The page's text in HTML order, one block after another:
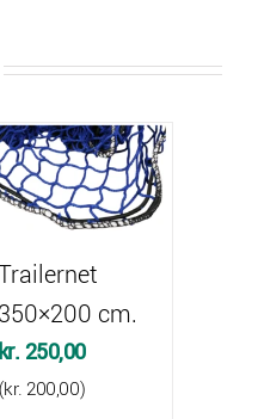
350×200 cm.
kr.250,00
(kr. 200,00)